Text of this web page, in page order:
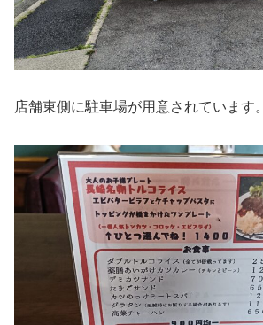
店舗東側に駐車場が用意されています。